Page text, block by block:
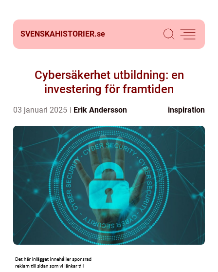
SVENSKAHISTORIER.se
Cybersäkerhet utbildning: en
investering för framtiden
03 januari 2025 Erik Andersson inspiration